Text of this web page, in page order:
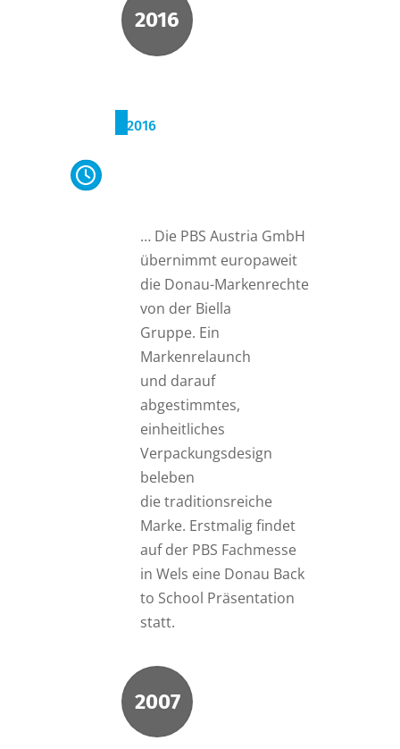
2016
2016
… Die PBS Austria GmbH
übernimmt europaweit
die Donau-Markenrechte
von der Biella
Gruppe. Ein
Markenrelaunch
und darauf
abgestimmtes,
einheitliches
Verpackungsdesign
beleben
die traditionsreiche
Marke. Erstmalig findet
auf der PBS Fachmesse
in Wels eine Donau Back
to School Präsentation
statt.
2007